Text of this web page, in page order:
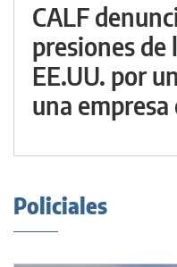
CALF
presiones de
EE.UU. por
una empresa
Policiales